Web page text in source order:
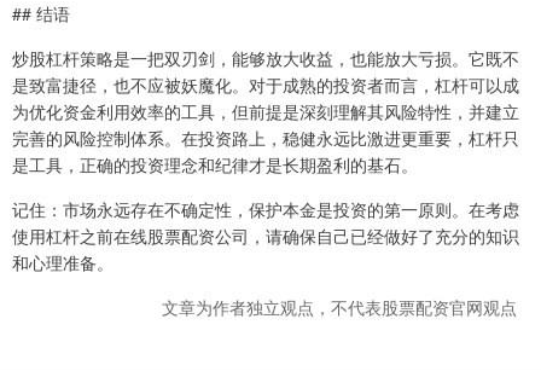
## 结语
炒股杠杆策略是一把双刃剑，能够放大收益，也能放大亏损。它既不
是致富捷径，也不应被妖魔化。对于成熟的投资者而言，杠杆可以成
为优化资金利用效率的工具，但前提是深刻理解其风险特性，并建立
完善的风险控制体系。在投资路上，稳健永远比激进更重要，杠杆只
是工具，正确的投资理念和纪律才是长期盈利的基石。
记住：市场永远存在不确定性，保护本金是投资的第一原则。在考虑
使用杠杆之前在线股票配资公司，请确保自己已经做好了充分的知识
和心理准备。
文章为作者独立观点，不代表股票配资官网观点